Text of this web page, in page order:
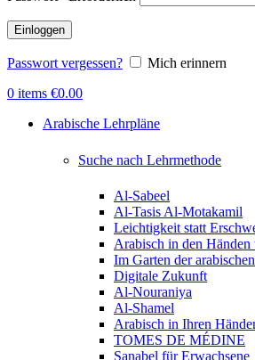
Einloggen
Passwort vergessen?
Mich erinnern
0 items €0.00
Arabische Lehrpläne
Suche nach Lehrmethode
Al-Sabeel
Al-Tasis Al-Motakamil
Leichtigkeit statt
Arabisch in den Händen
Im Garten der
Digitale Zukunft
Al-Nouraniya
Al-Shamel
Arabisch in Ihren
TOMES DE MÉDINE
Sanabel für Erwachsene